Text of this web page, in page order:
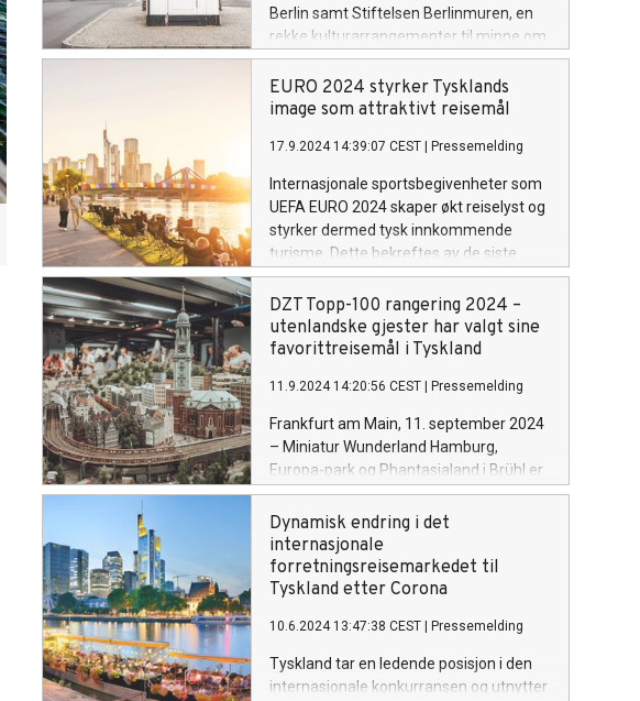
Berlin samt Stiftelsen Berlinmuren, en
rekke kulturarrangementer til minne om
den historiske begivenheten. Gjennom
høsten i Berlin kan du blant annet
oppleve videoinstallasjoner med
langs det som en gang var Berlinmuren,
og unike fotodokumentarer som fanger
øyeblikkene rett før muren falt.
EURO 2024 styrker Tysklands
image som attraktivt reisemål
17.9.2024 14:39:07 CEST Pressemelding
Internasjonale sportsbegivenheter som
UEFA EURO 2024 skaper økt reiselyst og
styrker dermed tysk innkommende
turisme. Dette bekreftes av de siste
tallene fra det tyske statistiske
forbundskontor og undersøkelser bestilt
av German National Tourism Board
(DZT).
DZT Topp-100 rangering 2024 –
utenlandske gjester har valgt sine
favorittreisemål i Tyskland
11.9.2024 14:20:56 CEST Pressemelding
Frankfurt am Main, 11. september 2024
– Miniatur Wunderland Hamburg,
Europa-park og Phantasialand i Brühl er
topp tre vinnere av den årlige
undersøkelsen «De 100 mest populære
reisemålene i Tyskland» til Tysklands
Nasjonale Turistkontor (DZT).
Dynamisk endring i det
internasjonale
forretningsreisemarkedet til
Tyskland etter Corona
10.6.2024 13:47:38 CEST Pressemelding
Tyskland tar en ledende posisjon i den
internasjonale konkurransen og utnytter